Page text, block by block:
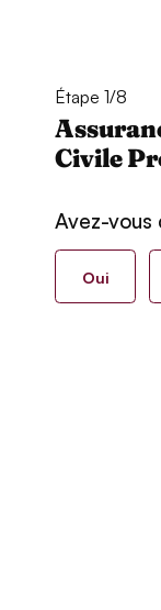
Étape 1/8
Civile
Avez-
Oui